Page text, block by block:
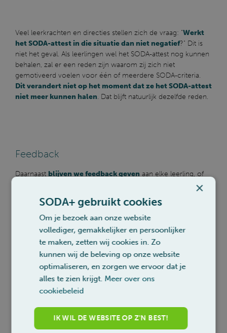
Veel leerkrachten en directies stellen zich de vraag: "Werkt
het SODA-attest in die situatie dan niet negatief?" Dit is
niet het geval. Als leerlingen wel het SODA-attest nog kunnen
behalen, zal er een reden zijn waarom zij zich niet
gemotiveerd voelen voor één of meerdere SODA-criteria.
Dit verandert niet op het moment dat ze het SODA-attest
niet meer kunnen halen. Dat blijft natuurlijk dezelfde reden.
Feedback
Daarnaast blijven we feedback geven aan elke leerling, of
die nu wel of niet nog kans maakt op het SODA-attest. We
hoe de leerlingen zelf werk kan steken in het verbeteren van
dit gedrag. Daarom dat SODAplus zo veel aandacht schenkt
de evolutie van leerlingen over een termijn van
meerderen semesters
en zelfs jaren.
×
SODA+ gebruikt cookies
Om je bezoek aan onze website
vollediger, gemakkelijker en persoonlijker
te maken, zetten wij cookies in. Zo
kunnen wij de beleving op onze website
optimaliseren, en zorgen we ervoor dat je
alles te zien krijgt. Meer over ons
cookiebeleid
IK WIL DE WEBSITE OP Z'N BEST!